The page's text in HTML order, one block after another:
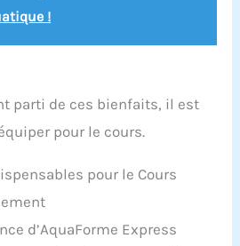
!
parti de ces bienfaits, il est
pour le cours.
pour le Cours
d’AquaForme Express